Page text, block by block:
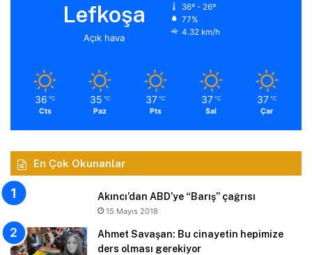
Lefkoşa
Açık hava
36º - 26º
77%
4.32 km/h
36 ℃
Cts
35 ℃
Paz
37 ℃
Pts
37 ℃
Sal
37 ℃
Çar
En Çok Okunanlar
Akıncı’dan ABD’ye “Barış” çağrısı
15 Mayıs 2018
Ahmet Savaşan: Bu cinayetin hepimize
ders olması gerekiyor